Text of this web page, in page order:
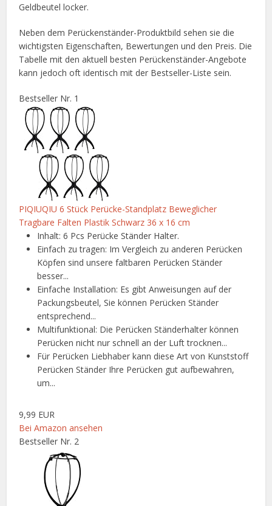
Geldbeutel locker.
Neben dem Perückenständer-Produktbild sehen sie die
wichtigsten Eigenschaften, Bewertungen und den Preis. Die
Tabelle mit den aktuell besten Perückenständer-Angebote
kann jedoch oft identisch mit der Bestseller-Liste sein.
Bestseller Nr. 1
PIQIUQIU 6 Stück Perücke-Standplatz Beweglicher
Tragbare Falten Plastik Schwarz 36 x 16 cm
Inhalt: 6 Pcs Perücke Ständer Halter.
Einfach zu tragen: Im Vergleich zu anderen Perücken
Köpfen sind unsere faltbaren Perücken Ständer
besser...
Einfache Installation: Es gibt Anweisungen auf der
Packungsbeutel, Sie können Perücken Ständer
entsprechend...
Multifunktional: Die Perücken Ständerhalter können
Perücken nicht nur schnell an der Luft trocknen...
Für Perücken Liebhaber kann diese Art von Kunststoff
Perücken Ständer Ihre Perücken gut aufbewahren,
um...
9,99 EUR
Bei Amazon ansehen
Bestseller Nr. 2